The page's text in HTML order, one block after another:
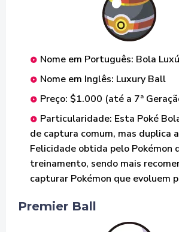
Nome em Português: Bola
Nome em Inglês: Luxury Ball
Preço: $1.000 (até a 7ª
Particularidade: Esta Poké
de captura comum, mas duplica
Felicidade obtida pelo Pokémon
treinamento, sendo mais
capturar Pokémon que evoluem
Premier Ball